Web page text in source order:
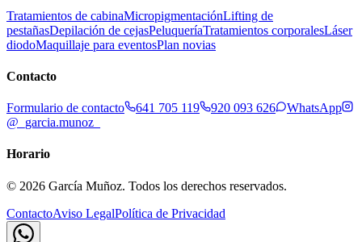
Tratamientos de cabinaMicropigmentaciónLifting de
pestañasDepilación de cejasPeluqueríaTratamientos corporalesLáser
diodoMaquillaje para eventosPlan novias
Contacto
Formulario de contacto 641 705 119 920 093 626
WhatsApp
@_garcia.munoz_
Horario
© 2026 García Muñoz. Todos los derechos reservados.
ContactoAviso LegalPolítica de Privacidad